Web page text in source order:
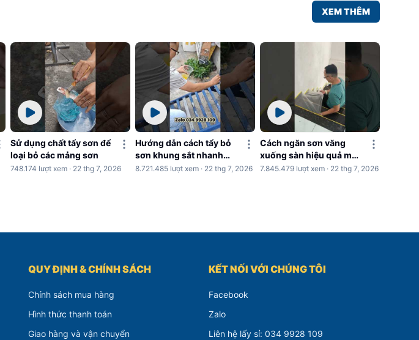
XEM THÊM
Sử dụng chất tẩy sơn để
loại bỏ các mảng sơn
748.174 lượt xem · 22 thg 7, 2026
Hướng dẫn cách tẩy bỏ
sơn khung sắt nhanh
chóng
8.721.485 lượt xem · 22 thg 7, 2026
Cách ngăn sơn văng
xuống sàn hiệu quả mỗi
khi sơn nhà
7.845.479 lượt xem · 22 thg 7, 2026
QUY ĐỊNH & CHÍNH SÁCH
Chính sách mua hàng
Hình thức thanh toán
Giao hàng và vận chuyển
KẾT NỐI VỚI CHÚNG TÔI
Facebook
Zalo
Liên hệ lấy sỉ: 034 9928 109